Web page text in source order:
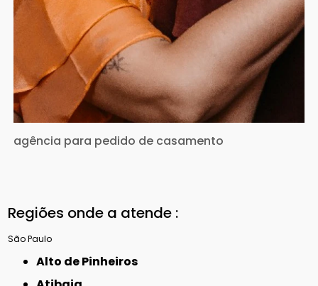
agência para pedido de casamento
Regiões onde a atende :
São Paulo
Alto de Pinheiros